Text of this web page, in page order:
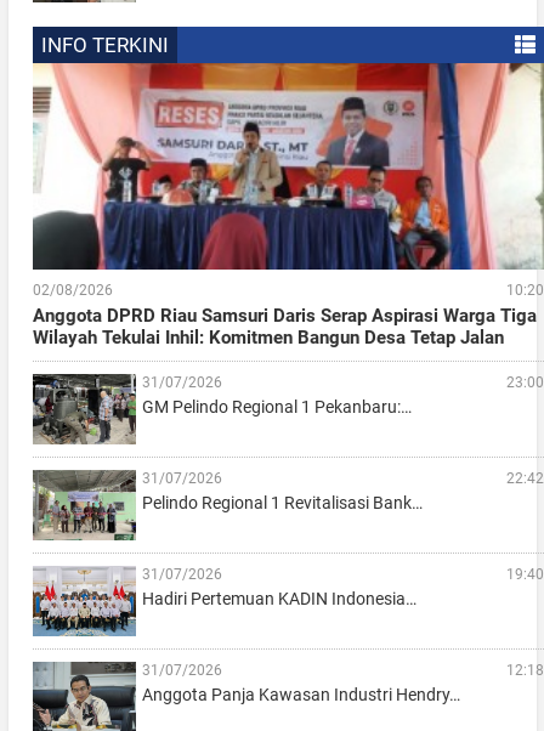
INFO TERKINI
02/08/2026 10:20
Anggota DPRD Riau Samsuri Daris Serap Aspirasi Warga Tiga
Wilayah Tekulai Inhil: Komitmen Bangun Desa Tetap Jalan
31/07/2026 23:00
GM Pelindo Regional 1 Pekanbaru:…
31/07/2026 22:42
Pelindo Regional 1 Revitalisasi Bank…
31/07/2026 19:40
Hadiri Pertemuan KADIN Indonesia…
31/07/2026 12:18
Anggota Panja Kawasan Industri Hendry…